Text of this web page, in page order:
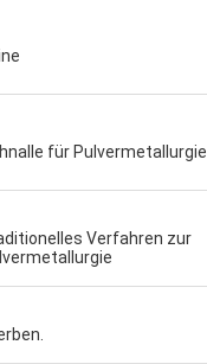
für Pulvermetallurgie
Verfahren zur